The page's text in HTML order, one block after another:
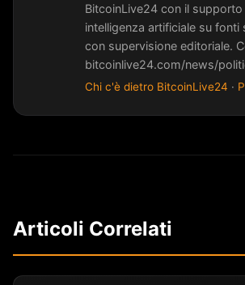
BitcoinLive24 con il
intelligenza artificiale su fonti
con supervisione editoriale.
bitcoinlive24.com/news/
Chi c'è dietro BitcoinLive24 ·
Articoli Correlati